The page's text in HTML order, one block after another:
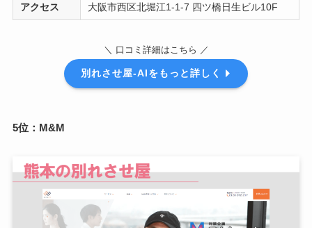
アクセス 大阪市西区北堀江1-1-7 四ツ橋日生ビル10F
＼ 口コミ詳細はこちら ／
別れさせ屋-AIをもっと詳しく
5位：M&M